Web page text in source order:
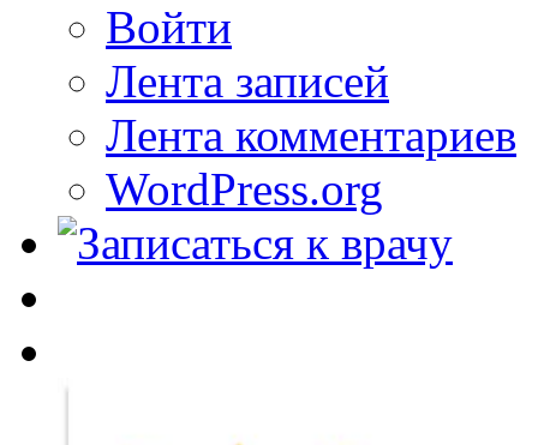
Войти
Лента записей
Лента комментариев
WordPress.org